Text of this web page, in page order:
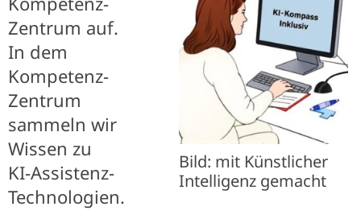
Bild: mit Künstlicher
Intelligenz gemacht
Zentrum auf.
In dem
Kompetenz-
Zentrum
sammeln wir
Wissen zu
KI-Assistenz-
Technologien.